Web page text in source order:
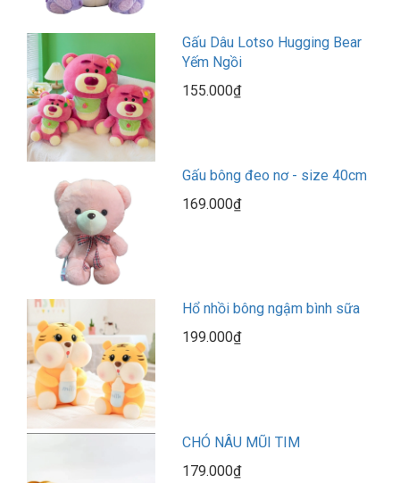
Gấu Dâu Lotso Hugging Bear
Yếm Ngồi
155.000₫
Gấu bông đeo nơ - size 40cm
169.000₫
Hổ nhồi bông ngậm bình sữa
199.000₫
CHÓ NÂU MŨI TIM
179.000₫